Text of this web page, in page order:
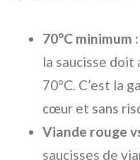
70°C minimum :
la saucisse
70°C. C’est la
cœur et sans
Viande rouge
saucisses de